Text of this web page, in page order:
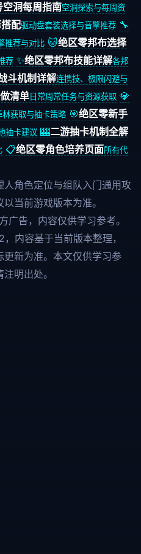
空洞每周指南空洞探索与每周资
配驱动盘套装选择与音擎推荐 🔧
推荐与对比 🐱绝区零邦布选择
荐 ✨绝区零邦布技能详解各邦
斗机制详解连携技、极限闪避与
清单日常周常任务与资源获取 💎
林获取与抽卡策略 🎯绝区零新手
抽卡建议 🎰二游抽卡机制全解
📋绝区零角色培养页面所有代
人角色定位与组队入门通用攻
当前游戏版本为准。
广告，内容仅供学习参考。
内容基于当前版本整理，
新为准。本文仅供学习参
明出处。